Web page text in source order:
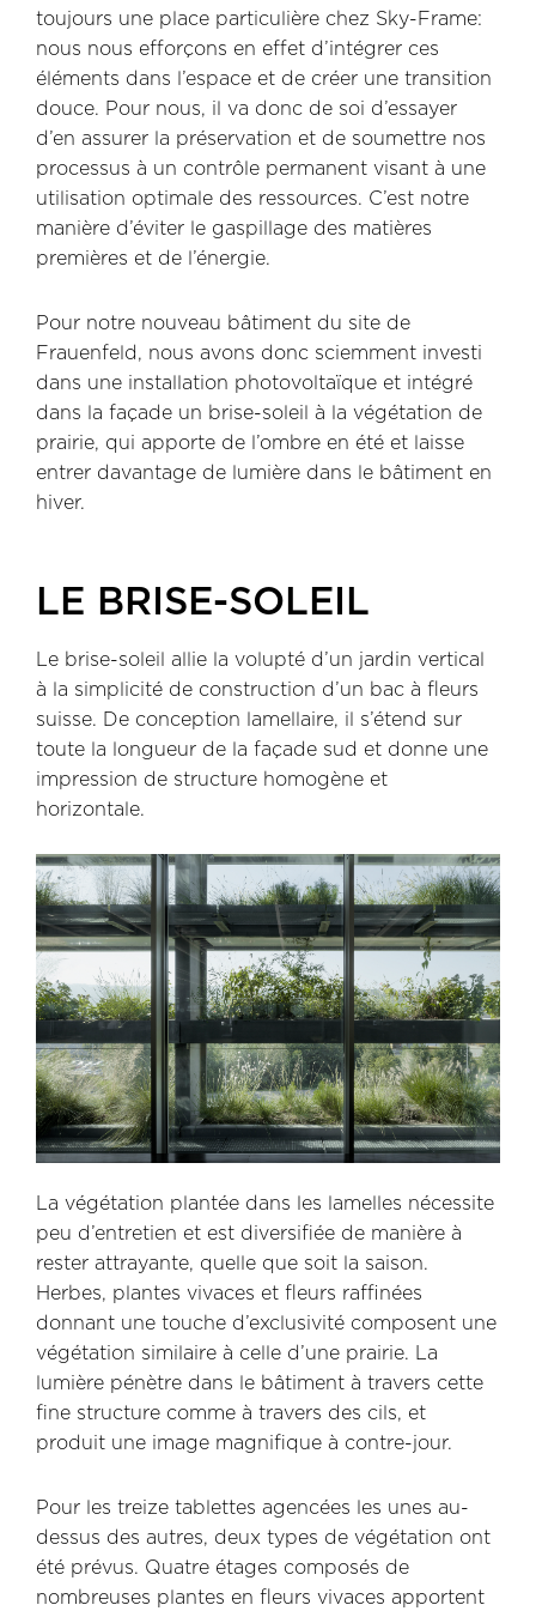
toujours une place particulière chez Sky-Frame:
nous nous efforçons en effet d’intégrer ces
éléments dans l’espace et de créer une transition
douce. Pour nous, il va donc de soi d’essayer
d’en assurer la préservation et de soumettre nos
processus à un contrôle permanent visant à une
utilisation optimale des ressources. C’est notre
manière d’éviter le gaspillage des matières
premières et de l’énergie.
Pour notre nouveau bâtiment du site de
Frauenfeld, nous avons donc sciemment investi
dans une installation photovoltaïque et intégré
dans la façade un brise-soleil à la végétation de
prairie, qui apporte de l’ombre en été et laisse
entrer davantage de lumière dans le bâtiment en
hiver.
LE BRISE-SOLEIL
Le brise-soleil allie la volupté d’un jardin vertical
à la simplicité de construction d’un bac à fleurs
suisse. De conception lamellaire, il s’étend sur
toute la longueur de la façade sud et donne une
impression de structure homogène et
horizontale.
La végétation plantée dans les lamelles nécessite
peu d’entretien et est diversifiée de manière à
rester attrayante, quelle que soit la saison.
Herbes, plantes vivaces et fleurs raffinées
donnant une touche d’exclusivité composent une
végétation similaire à celle d’une prairie. La
lumière pénètre dans le bâtiment à travers cette
fine structure comme à travers des cils, et
produit une image magnifique à contre-jour.
Pour les treize tablettes agencées les unes au-
dessus des autres, deux types de végétation ont
été prévus. Quatre étages composés de
nombreuses plantes en fleurs vivaces apportent